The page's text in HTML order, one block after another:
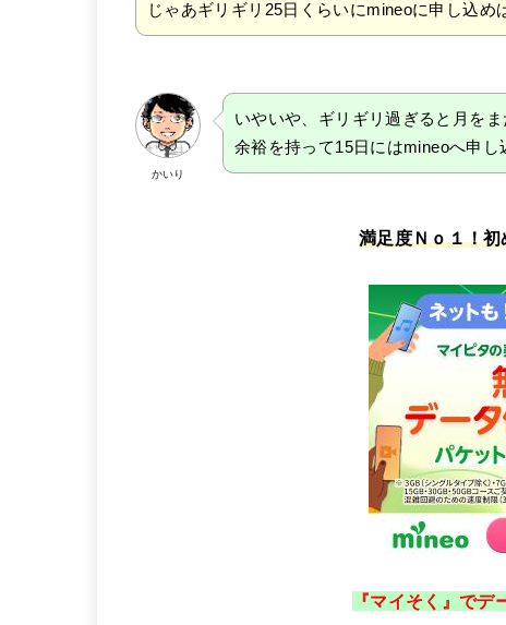
じゃあギリギリ25日くらいにmineoに申し込め
かいり
いやいや、ギリギリ過ぎると月を
余裕を持って15日にはmineoへ申し
満足度Ｎｏ１！初
『マイそく』でデ